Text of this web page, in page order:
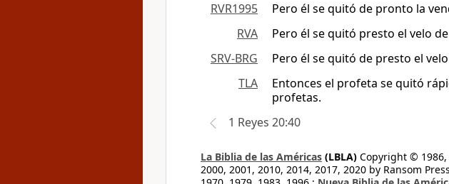
RVR1995
Pero él se quitó de pronto la
RVA
Pero él se quitó presto el velo
SRV-BRG
Pero él se quitó de presto el
TLA
Entonces el profeta se quitó
profetas.
1 Reyes 20:40
La Biblia de las Américas (LBLA) Copyright © 1986,
2000, 2001, 2010, 2014, 2017, 2020 by Ransom